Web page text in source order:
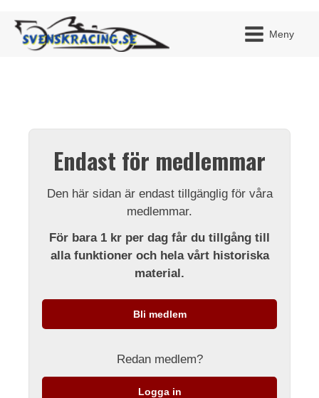
Meny
Endast för medlemmar
Den här sidan är endast tillgänglig för våra
medlemmar.
För bara 1 kr per dag får du tillgång till
alla funktioner och hela vårt historiska
material.
Bli medlem
Redan medlem?
Logga in